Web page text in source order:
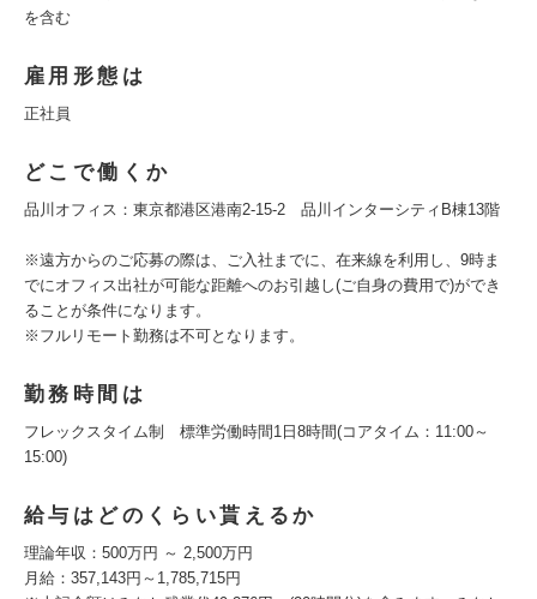
を含む
雇用形態は
正社員
どこで働くか
品川オフィス：東京都港区港南2-15-2 品川インターシティB棟13階
※遠方からのご応募の際は、ご入社までに、在来線を利用し、9時ま
でにオフィス出社が可能な距離へのお引越し(ご自身の費用で)ができ
ることが条件になります。
※フルリモート勤務は不可となります。
勤務時間は
フレックスタイム制 標準労働時間1日8時間(コアタイム：11:00～
15:00)
給与はどのくらい貰えるか
理論年収：500万円 ～ 2,500万円
月給：357,143円～1,785,715円